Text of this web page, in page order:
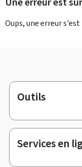
Oups, une erreur
Pied
de
page
Outils
Services en